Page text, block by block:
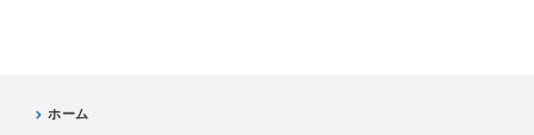
ホーム